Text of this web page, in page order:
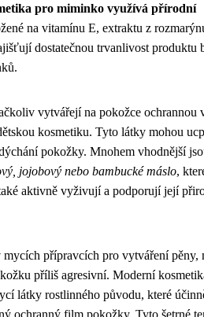
pro miminko využívá přírodní
na vitamínu E, extraktu z
dostatečnou trvanlivost produktu
vytvářejí na pokožce ochrannou
kosmetiku. Tyto látky mohou
pokožky. Mnohem vhodnější
jojobový nebo bambucké máslo,
aktivně vyživují a podporují její
mycích přípravcích pro vytváření pěny,
příliš agresivní. Moderní
látky rostlinného původu, které
ochranný film pokožky. Tyto šetrné